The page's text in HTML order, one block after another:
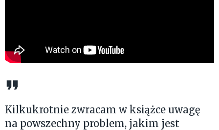
Kilkukrotnie zwracam w książce uwagę
na powszechny problem, jakim jest